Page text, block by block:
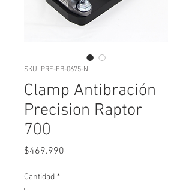
SKU: PRE-EB-0675-N
Clamp Antibración
Precision Raptor
700
$469.990
Cantidad *